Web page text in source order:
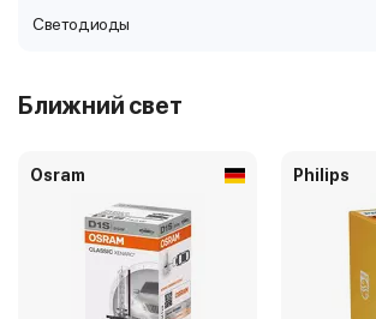
Светодиоды
Ближний свет
Osram Philips